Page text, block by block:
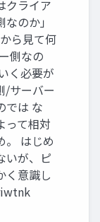
クライア
のか」
ら⾒て何
側なの
く必要が
/サーバー
では な
って相対
。 はじめ
いが、ピ
く意識し